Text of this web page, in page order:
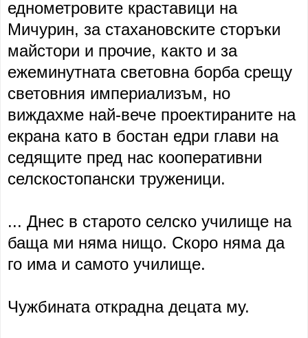
еднометровите краставици на
Мичурин, за стахановските сторъки
майстори и прочие, както и за
ежеминутната световна борба срещу
световния империализъм, но
виждахме най-вече проектираните на
екрана като в бостан едри глави на
седящите пред нас кооперативни
селскостопански труженици.
... Днес в старото селско училище на
баща ми няма нищо. Скоро няма да
го има и самото училище.
Чужбината открадна децата му.